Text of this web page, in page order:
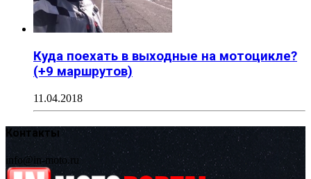
Куда поехать в выходные на мотоцикле?
(+9 маршрутов)
11.04.2018
Контакты
info@in-moto.ru